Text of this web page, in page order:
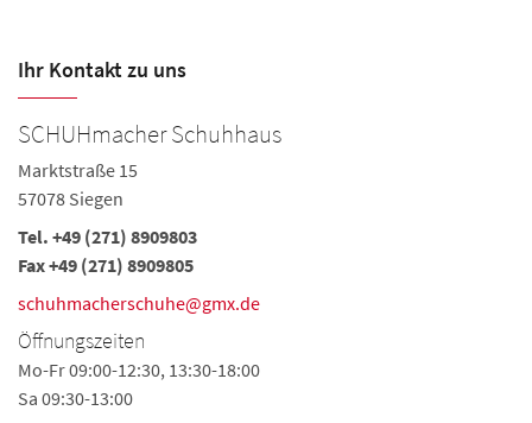
Ihr Kontakt zu uns
SCHUHmacher Schuhhaus
Marktstraße 15
57078 Siegen
Tel. +49 (271) 8909803
Fax +49 (271) 8909805
schuhmacherschuhe@gmx.de
Öffnungszeiten
Mo-Fr 09:00-12:30, 13:30-18:00
Sa 09:30-13:00